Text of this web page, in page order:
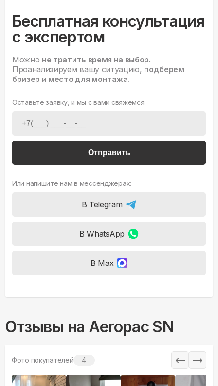
Бесплатная консультация
с экспертом
Можно не тратить время на выбор.
Проанализируем вашу ситуацию, подберем
бризер и место для монтажа.
Оставьте заявку, и мы с вами свяжемся.
Отправить
Или напишите нам в мессенджерах:
В Telegram
В WhatsApp
В Max
Отзывы на Aeropac SN
Фото покупателей 4